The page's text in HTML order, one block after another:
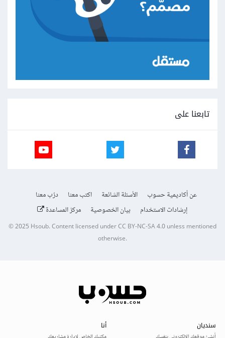
تابعنا على
عن أكاديمية حسوب الأسئلة الشائعة اكتب معنا
درّب معنا
إرشادات الاستخدام
بيان الخصوصية مركز المساعدة
© 2025Hsoub.Content licensed underCC BY-NC-SA 4.0unless mentioned
otherwise.